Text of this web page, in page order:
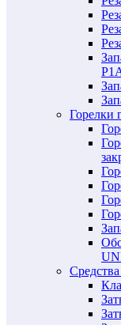
Горелки